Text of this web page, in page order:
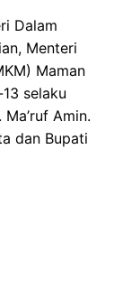
Dalam
Menteri
Maman
selaku
Amin.
dan Bupati